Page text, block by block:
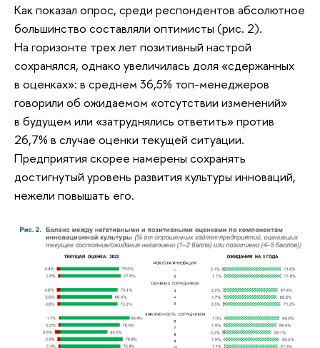
Как показал опрос, среди респондентов абсолютное
большинство составляли оптимисты (рис. 2).
На горизонте трех лет позитивный настрой
сохранялся, однако увеличилась доля «сдержанных
в оценках»: в среднем 36,5% топ-менеджеров
говорили об ожидаемом «отсутствии изменений»
в будущем или «затруднялись ответить» против
26,7% в случае оценки текущей ситуации.
Предприятия скорее намерены сохранять
достигнутый уровень развития культуры инноваций,
нежели повышать его.